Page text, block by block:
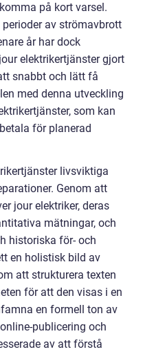
på kort varsel.
av strömavbrott
år har dock
elektrikertjänster gjort
snabbt och lätt få
med denna utveckling
som kan
för planerad
livsviktiga
Genom att
jour elektriker, deras
mätningar, och
historiska för- och
en holistisk bild av
att strukturera texten
för att den visas i en
en formell ton av
publicering och
av att förstå